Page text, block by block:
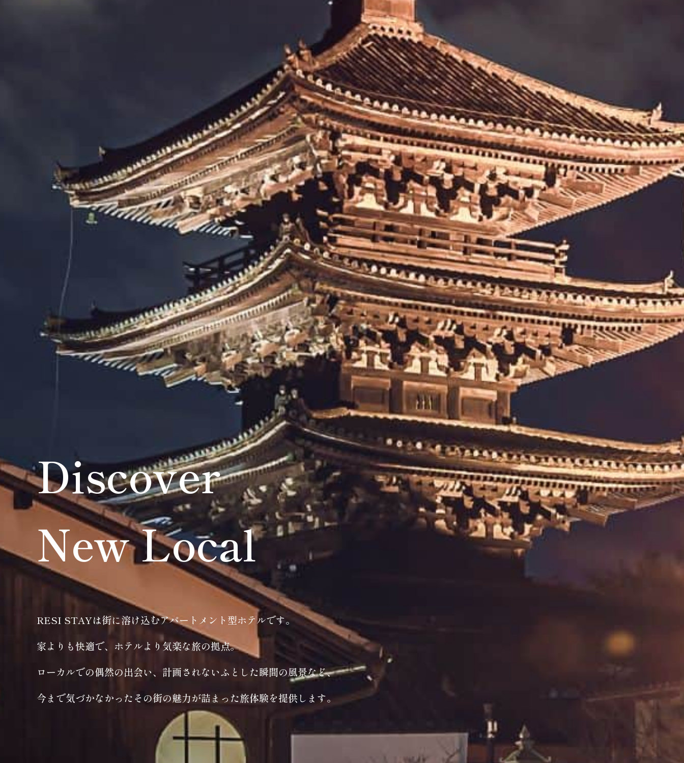
Discover
New Local
RESI STAYは街に溶け込むアパートメント型ホテルです。
家よりも快適で、ホテルより気楽な旅の拠点。
ローカルでの偶然の出会い、計画されないふとした瞬間の風景など、
今まで気づかなかったその街の魅力が詰まった旅体験を提供します。